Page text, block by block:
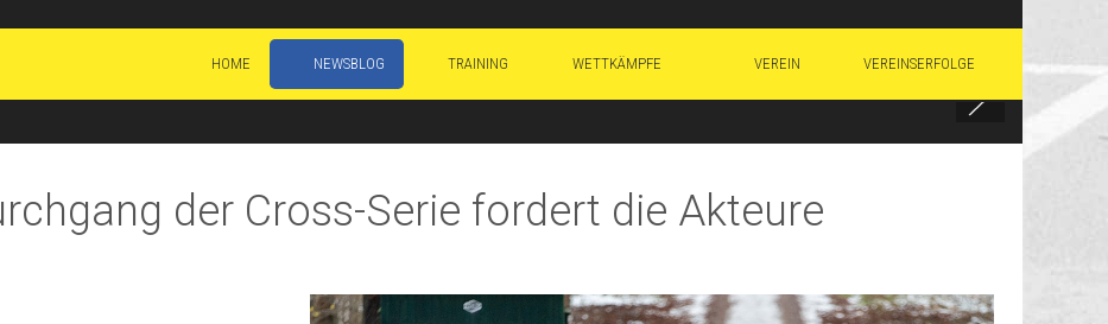
HOME NEWSBLOG TRAINING WETTKÄMPFE VEREIN VEREINSERFOLGE
der Cross-Serie fordert die Akteure